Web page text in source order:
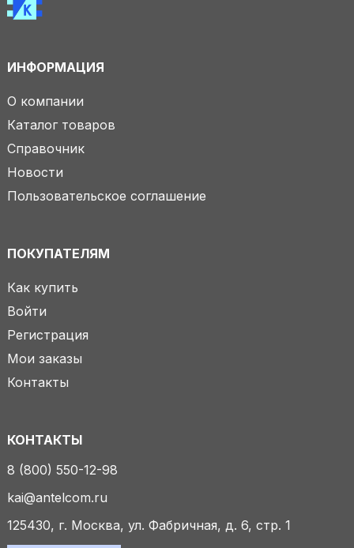
ИНФОРМАЦИЯ
О компании
Каталог товаров
Справочник
Новости
Пользовательское соглашение
ПОКУПАТЕЛЯМ
Как купить
Войти
Регистрация
Мои заказы
Контакты
КОНТАКТЫ
8 (800) 550-12-98
kai@antelcom.ru
125430, г. Москва, ул. Фабричная, д. 6, стр. 1